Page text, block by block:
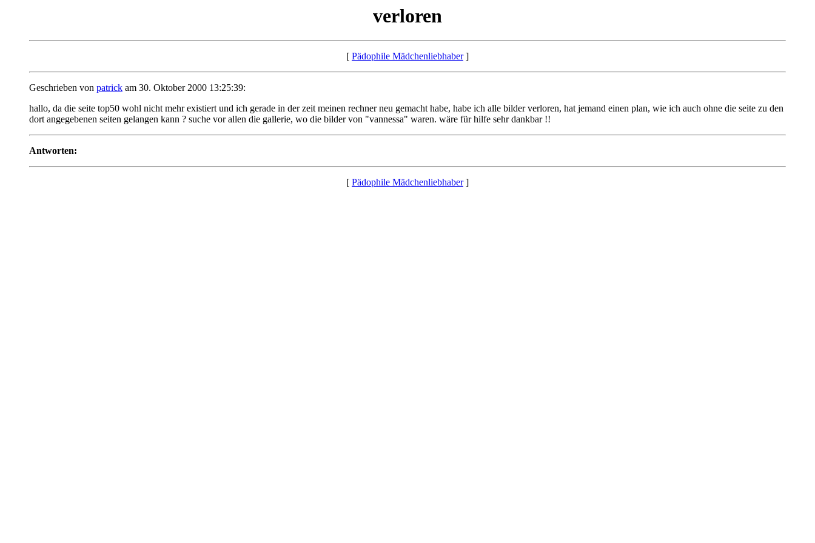
verloren
[ Pädophile Mädchenliebhaber]
Geschrieben von patrick am 30. Oktober 2000 13:25:39:
hallo, da die seite top50 wohl nicht mehr existiert und ich gerade in der zeit meinen rechner neu gemacht habe, habe ich alle bilder verloren, hat jemand einen plan, wie ich auch ohne die seite zu den
dort angegebenen seiten gelangen kann ? suche vor allen die gallerie, wo die bilder von "vannessa" waren. wäre für hilfe sehr dankbar !!
Antworten:
[ Pädophile Mädchenliebhaber]